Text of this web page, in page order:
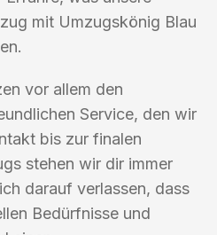
mit Umzugskönig Blau
vor allem den
Service, den wir
bis zur finalen
stehen wir dir immer
darauf verlassen, dass
Bedürfnisse und